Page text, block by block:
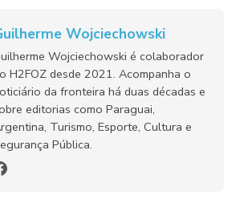
Wojciechowski
Wojciechowski é colaborador
H2FOZ desde 2021. Acompanha o
da fronteira há duas décadas e
editorias como Paraguai,
Turismo, Esporte, Cultura e
Pública.